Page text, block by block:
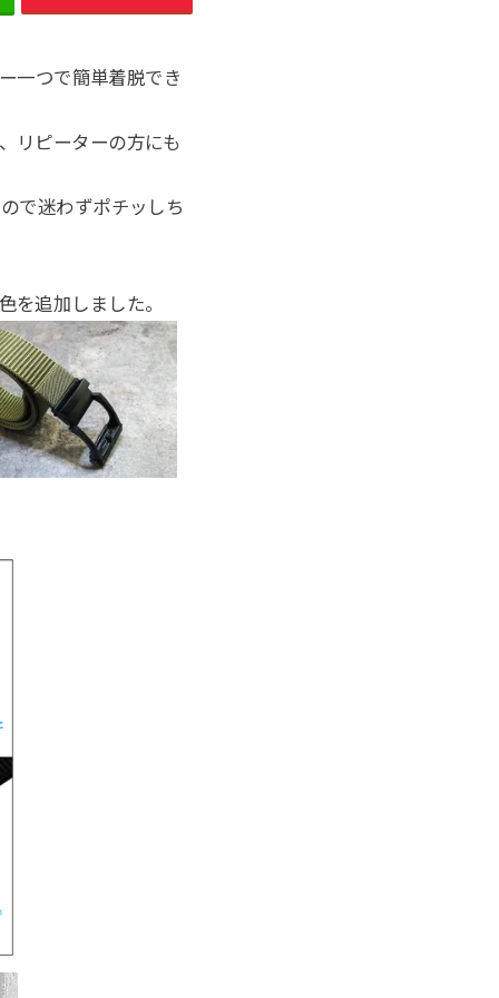
一つで簡単着脱でき
リピーターの方にも
で迷わずポチッしち
を追加しました。